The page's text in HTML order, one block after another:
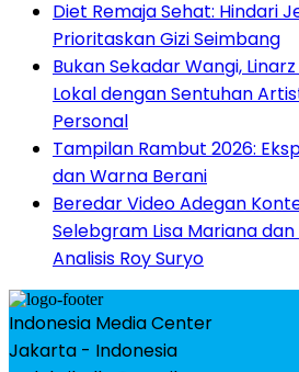
Diet Remaja Sehat: Hindari
Prioritaskan Gizi Seimbang
Bukan Sekadar Wangi,
Lokal dengan Sentuhan
Personal
Tampilan Rambut 2026:
dan Warna Berani
Beredar Video Adegan
Selebgram Lisa Mariana
Analisis Roy Suryo
Indonesia Media Center
Jakarta - Indonesia